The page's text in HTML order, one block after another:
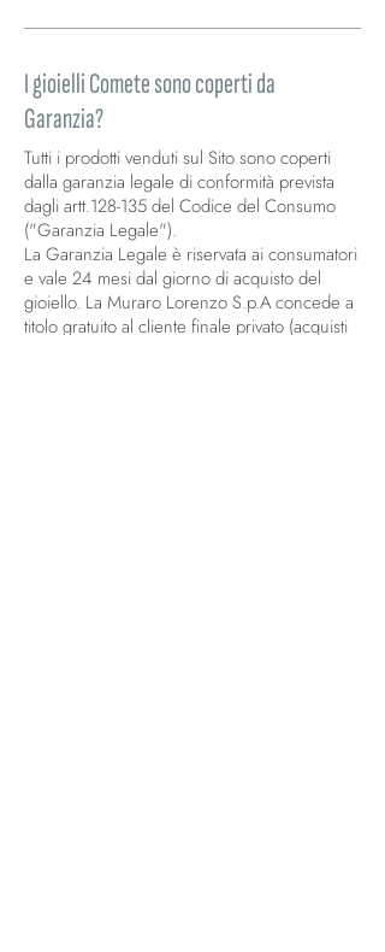
I gioielli Comete sono coperti da
Garanzia?
Tutti i prodotti venduti sul Sito sono coperti
dalla garanzia legale di conformità prevista
dagli artt.128-135 del Codice del Consumo
("Garanzia Legale").
La Garanzia Legale è riservata ai consumatori
e vale 24 mesi dal giorno di acquisto del
gioiello. La Muraro Lorenzo S.p.A concede a
titolo gratuito al cliente finale privato (acquisti